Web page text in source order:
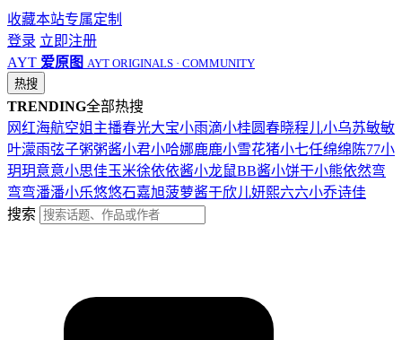
收藏本站专属定制
登录 立即注册
AYT 爱原图 AYT ORIGINALS · COMMUNITY
热搜
TRENDING全部热搜
网红海航空姐 主播春光大宝小雨滴小桂圆春晓程儿小乌苏敏敏
叶濛雨弦子粥粥酱小君小哈娜鹿鹿小雪花猪小七任绵绵 陈77小
玥玥意意小思佳玉米徐依依酱小龙鼠BB酱小饼干小熊依然弯
弯弯潘潘小乐悠悠石嘉旭菠萝酱于欣儿妍熙六六小乔诗佳
搜索